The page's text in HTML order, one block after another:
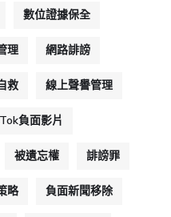
數位證據保全
理 網路誹謗
救 線上聲譽管理
負面影片
被遺忘權 誹謗罪
略 負面新聞移除